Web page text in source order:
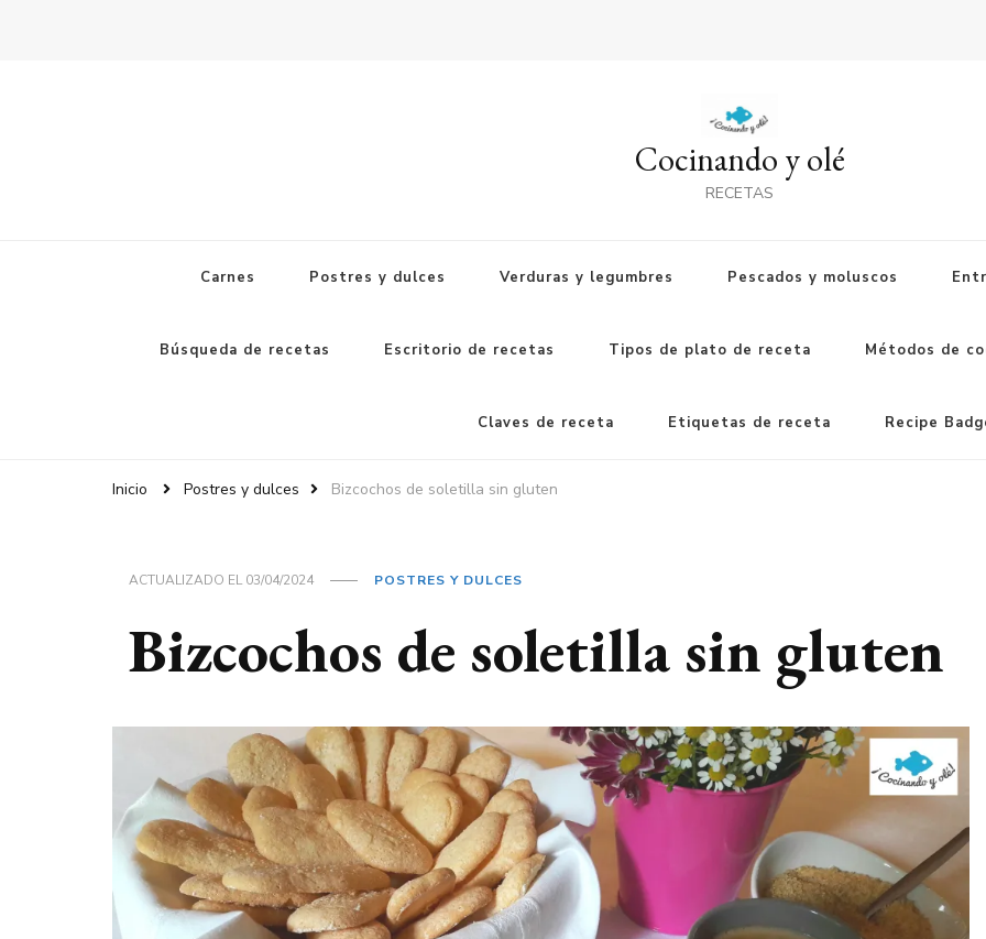
Cocinando y olé
RECETAS
Carnes Postres y dulces Verduras y legumbres Pescados y moluscos
Búsqueda de recetas Escritorio de recetas Tipos de plato de receta Métodos de
Claves de receta Etiquetas de receta Recipe
Inicio Postres y dulces Bizcochos de soletilla sin gluten
ACTUALIZADO EL03/04/2024 POSTRES Y DULCES
Bizcochos de soletilla sin gluten